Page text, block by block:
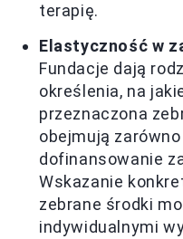
terapię.
Elastyczność w
Fundacje dają
określenia, na
przeznaczona
obejmują
dofinansowanie
Wskazanie
zebrane środki
indywidualnymi